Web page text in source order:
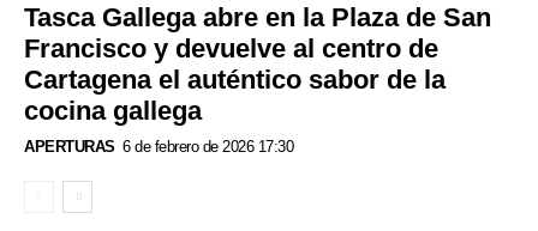
Tasca Gallega abre en la Plaza de San
Francisco y devuelve al centro de
Cartagena el auténtico sabor de la
cocina gallega
APERTURAS 6 de febrero de 2026 17:30